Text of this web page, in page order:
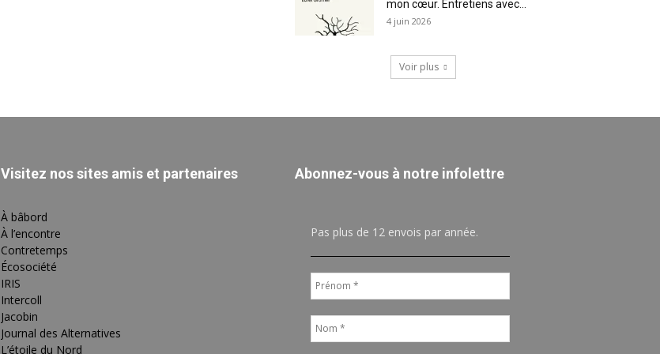
mon cœur. Entretiens avec...
4 juin 2026
Voir plus
Visitez nos sites amis et partenaires
À bâbord
À l’encontre
Contretemps
Écosociété
IRIS
Intercoll
Jacobin
Journal des Alternatives
L’étoile du Nord
Abonnez-vous à notre infolettre
Pas plus de 12 envois par année.